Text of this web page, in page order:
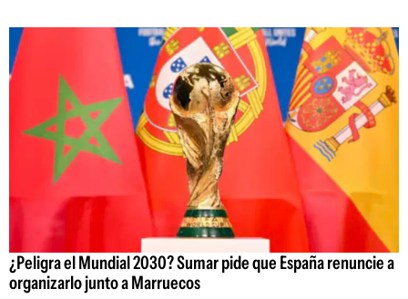
¿Peligra el Mundial 2030? Sumar pide que España renuncie a
organizarlo junto a Marruecos